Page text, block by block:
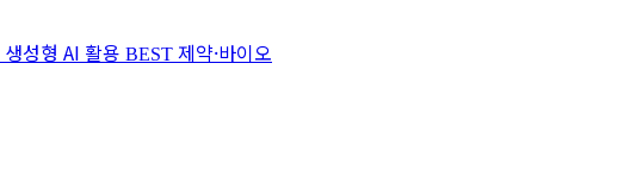
생성형 AI 활용 BEST 제약·바이오